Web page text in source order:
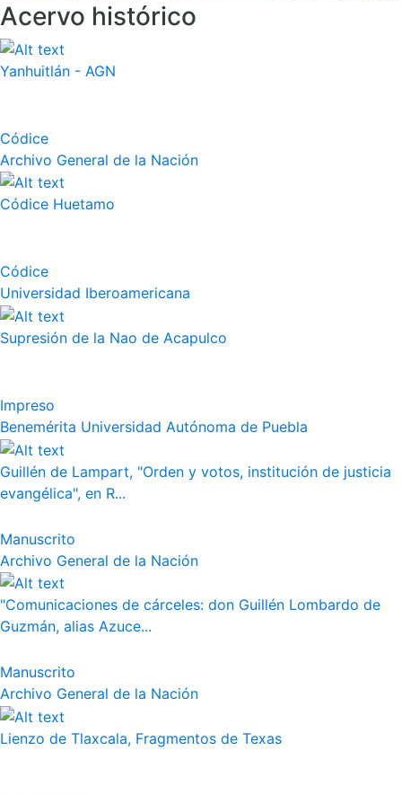
Acervo histórico
Yanhuitlán - AGN
Códice
Archivo General de la Nación
Códice Huetamo
Códice
Universidad Iberoamericana
Supresión de la Nao de Acapulco
Impreso
Benemérita Universidad Autónoma de Puebla
Guillén de Lampart, "Orden y votos, institución de justicia
evangélica", en R...
Manuscrito
Archivo General de la Nación
"Comunicaciones de cárceles: don Guillén Lombardo de
Guzmán, alias Azuce...
Manuscrito
Archivo General de la Nación
Lienzo de Tlaxcala, Fragmentos de Texas